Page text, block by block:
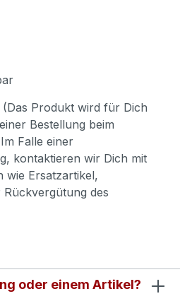
Produkt wird für Dich
Bestellung beim
Falle einer
kontaktieren wir Dich mit
wie Ersatzartikel,
des
oder einem Artikel?